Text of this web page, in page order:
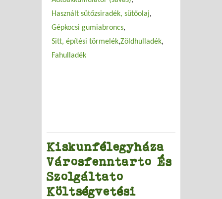
Használt sütőzsiradék, sütőolaj
Gépkocsi gumiabroncs
Sitt, építési törmelék Zöldhulladék
Fahulladék
Kiskunfélegyháza
Városfenntarto És
Szolgáltato
Költségvetési